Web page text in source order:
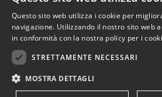
Salva nome ed email in questo
Questo sito web utilizza i cookie per
navigazione. Utilizzando il nostro sito web
in conformità con la nostra policy per i
STRETTAMENTE NECESSARI
MOSTRA DETTAGLI